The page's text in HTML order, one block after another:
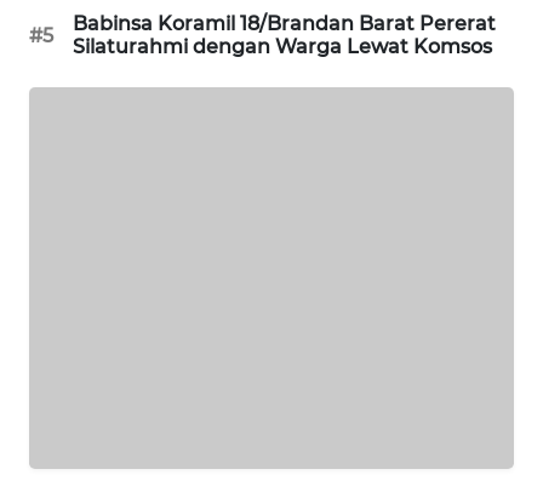
#5
Babinsa Koramil 18/Brandan Barat Pererat
Silaturahmi dengan Warga Lewat Komsos
KRT
NEWS